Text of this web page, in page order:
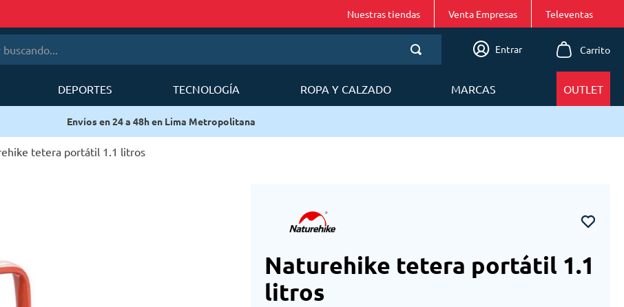
Nuestras tiendas Venta Empresas
Entrar
DEPORTES TECNOLOGÍA ROPA Y CALZADO MARCAS OUTLET
Envíos en 24 a 48h en Lima Metropolitana
tetera portátil 1.1 litros
Naturehike tetera portátil 1.1
litros
Términos más buscados
mobi garden
2
sea to summit